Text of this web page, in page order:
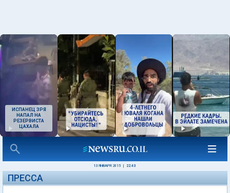
ИСПАНЕЦ ЗРЯ
НАПАЛ НА
РЕЗЕРВИСТА
ЦАХАЛА
13 ЯНВАРЯ 2015 22:43
ПРЕССА